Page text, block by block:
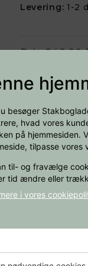
besøger
hvad vores
på hjemmesiden.
tilpasse
til- og fravælge
tid ændre eller
i vores
Levering: 1-2
Pris 248,00
−
Model
of